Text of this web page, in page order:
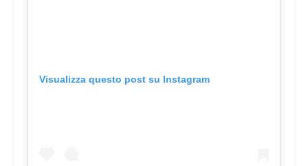
Visualizza questo post su Instagram